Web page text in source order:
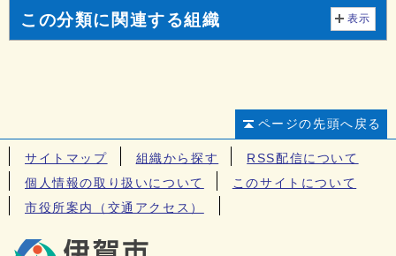
この分類に関連する組織 表示
ページの先頭へ戻る
サイトマップ 組織から探す
RSS配信について
個人情報の取り扱いについて
このサイトについて
市役所案内（交通アクセス）